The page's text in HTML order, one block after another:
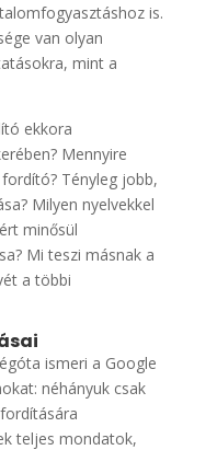
is.
van olyan
mint a
ekkora
Mennyire
Tényleg jobb,
Milyen nyelvekkel
minősül
Mi teszi másnak a
a többi
ismeri a Google
néhányuk csak
teljes mondatok,